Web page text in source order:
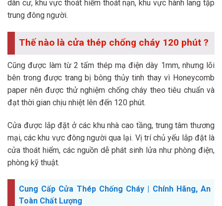
dân cư, khu vực thoát hiểm thoát nạn, khu vực hành lang tập
trung đông người.
Thế nào là cửa thép chống cháy 120 phút ?
Cũng được làm từ 2 tấm thép mạ điện dày 1mm, nhưng lõi
bên trong được trang bị bông thủy tinh thay vì Honeycomb
paper nên được thử nghiệm chống cháy theo tiêu chuẩn và
đạt thời gian chịu nhiệt lên đến 120 phút.
Cửa được lắp đặt ở các khu nhà cao tầng, trung tâm thương
mại, các khu vực đông người qua lại. Vị trí chủ yếu lắp đặt là
cửa thoát hiểm, các nguồn dễ phát sinh lửa như phòng điện,
phòng kỹ thuật.
Cung Cấp Cửa Thép Chống Cháy | Chính Hãng, An
Toàn Chất Lượng‎